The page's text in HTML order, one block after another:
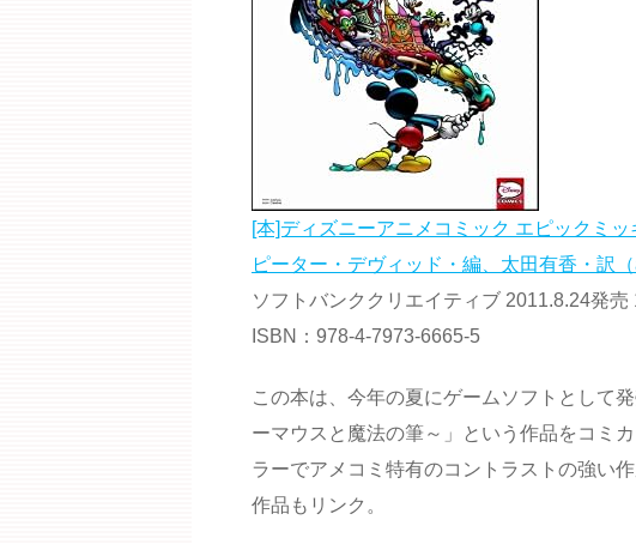
[本]ディズニーアニメコミック エピックミ
ピーター・デヴィッド・編、太田有香・訳（
ソフトバンククリエイティブ 2011.8.24発売
ISBN：978-4-7973-6665-5
この本は、今年の夏にゲームソフトとして
ーマウスと魔法の筆～」という作品をコミ
ラーでアメコミ特有のコントラストの強い
作品もリンク。